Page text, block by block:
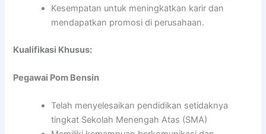
Kesempatan untuk meningkatkan karir dan
mendapatkan promosi di perusahaan.
Kualifikasi Khusus:
Pegawai Pom Bensin
Telah menyelesaikan pendidikan setidaknya
tingkat Sekolah Menengah Atas (SMA)